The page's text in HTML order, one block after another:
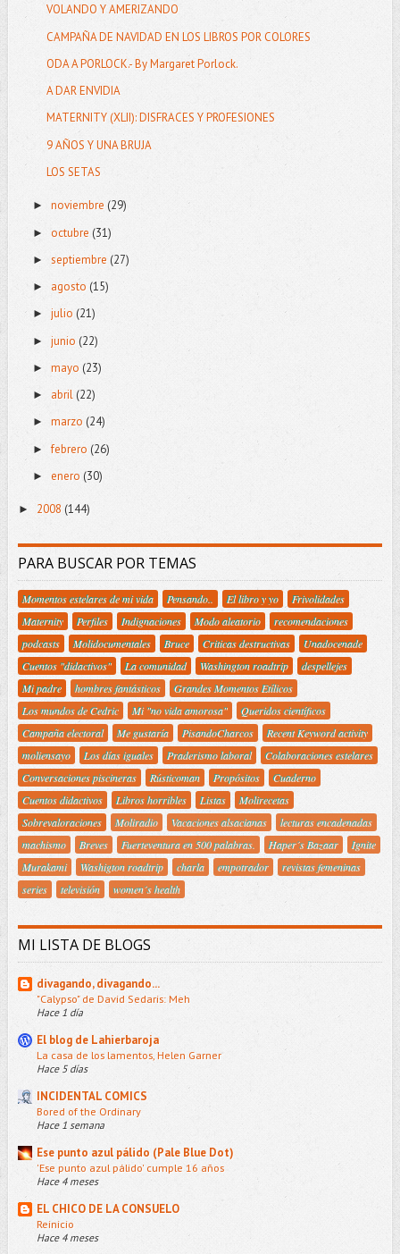
VOLANDO Y AMERIZANDO
CAMPAÑA DE NAVIDAD EN LOS LIBROS POR COLORES
ODA A PORLOCK.- By Margaret Porlock.
A DAR ENVIDIA
MATERNITY (XLII): DISFRACES Y PROFESIONES
9 AÑOS Y UNA BRUJA
LOS SETAS
► noviembre (29)
► octubre (31)
► septiembre (27)
► agosto (15)
► julio (21)
► junio (22)
► mayo (23)
► abril (22)
► marzo (24)
►febrero (26)
► enero (30)
► 2008 (144)
PARA BUSCAR POR TEMAS
Momentos estelares de mi vida Pensando.. El libro y yo
Frivolidades
Maternity
Perfiles Indignaciones Modo aleatorio
recomendaciones
podcasts
Molidocumentales Bruce Criticas destructivas
Unadocenade
Cuentos "didactivos"
La comunidad Washington roadtrip
despellejes
Mi padre
hombres fantásticos
Grandes Momentos Etílicos
Los mundos de Cedric
Mi "no vida amorosa"
Queridos científicos
Campaña electoral
Me gustaría PisandoCharcos
Recent Keyword activity
moliensayo
Los días iguales Praderismo laboral
Colaboraciones estelares
Conversaciones piscineras
Rústicoman Propósitos
Cuaderno
Cuentos didactivos
Libros horribles Listas
Molirecetas
Sobrevaloraciones
Moliradio Vacaciones alsacianas
lecturas encadenadas
machismo
Breves Fuerteventura en 500 palabras. Haper´s Bazaar
Ignite
Murakami
Washigton roadtrip charla empotrador
revistas femeninas
series
televisión women´s health
MI LISTA DE BLOGS
divagando, divagando...
"Calypso" de David Sedaris: Meh
Hace 1 día
El blog de Lahierbaroja
La casa de los lamentos, Helen Garner
Hace 5 días
INCIDENTAL COMICS
Bored of the Ordinary
Hace 1 semana
Ese punto azul pálido (Pale Blue Dot)
'Ese punto azul pálido' cumple 16 años
Hace 4 meses
EL CHICO DE LA CONSUELO
Reinicio
Hace 4 meses